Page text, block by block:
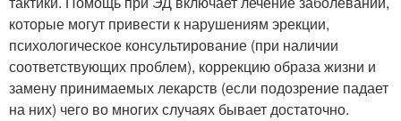
которые могут привести к нарушениям эрекции,
психологическое консультирование (при наличии
соответствующих проблем), коррекцию образа жизни и
замену принимаемых лекарств (если подозрение падает
на них) чего во многих случаях бывает достаточно.